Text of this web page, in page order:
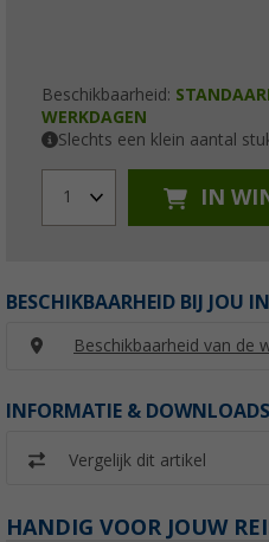
Beschikbaarheid:
WERKDAGEN
Slechts een klein aantal
1 IN
BESCHIKBAARHEID BIJ JOU
Beschikbaarheid van de
INFORMATIE & DOWNLOADS
Vergelijk dit artikel
HANDIG VOOR JOUW